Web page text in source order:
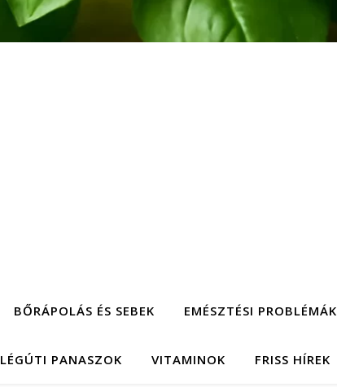
BŐRÁPOLÁS ÉS SEBEK EMÉSZTÉSI PROBLÉMÁK
LÉGÚTI PANASZOK VITAMINOK FRISS HÍREK